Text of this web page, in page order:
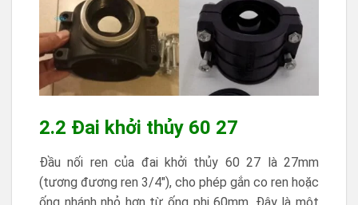
2.2 Đai khởi thủy 60 27
Đầu nối ren của đai khởi thủy 60 27 là 27mm
(tương đương ren 3/4″), cho phép gắn co ren hoặc
ống nhánh nhỏ hơn từ ống phi 60mm. Đây là một